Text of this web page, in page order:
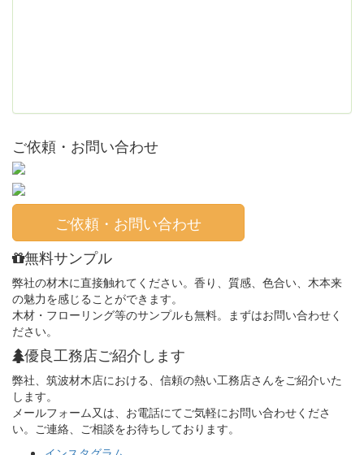
ご依頼・お問い合わせ
ご依頼・お問い合わせ
無料サンプル
弊社の材木に直接触れてください。香り、質感、色合い、木本来
の魅力を感じることができます。
木材・フローリング等のサンプルも無料。まずはお問い合わせく
ださい。
優良工務店ご紹介します
弊社、筑波材木店における、信頼の熱い工務店さんをご紹介いた
します。
メールフォーム又は、お電話にてご気軽にお問い合わせくださ
い。ご連絡、ご相談をお待ちしております。